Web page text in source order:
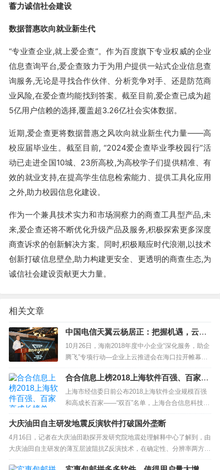
蓄力诚信社会建设
数据普惠吹向就业新生代
“专业查企业,就上爱企查”。作为百度旗下专业权威的企业
信息查询平台,爱企查致力于为用户提供一站式企业信息查
询服务,无论是寻找合作伙伴、分析竞争对手、还是防范商
业风险,在爱企查均能找到答案。截至目前,爱企查已成为超
5亿用户信赖的选择,覆盖超3.26亿社会实体数据。
近期,爱企查更将数据普惠之风吹向就业新生代力量——高
校应届毕业生。截至目前, “2024爱企查毕业季校园行”活
动已走进全国10城、23所高校,为高校学子们提供精准、有
效的就业支持,在提高学生信息检索能力、提供工具化应用
之外,助力校园信息化建设。
作为一个兼具技术实力和市场洞察力的商查工具型产品,未
来,爱企查还将不断优化升级产品及服务,积极探索更多深度
商查诉求的创新解决方案。同时,积极顺应时代浪潮,以技术
创新打破信息壁垒,助力构建更安全、更透明的商查生态,为
诚信社会建设贡献更大力量。
相关文章
中国电信天翼云杨居正：把握机遇，云计
算助力中小企业转型
10月26日，海南2018年度中小企业“深化服务，助企
腾飞”专项行动—企业上云推进会在海口拉开帷幕。
在本次推进会中，中国电信云计算分公司市场部总
经理杨居正发表...
合合信息上榜2018上海软件百强、百家高
成长榜单
上海市经信委日前公布2018上海软件企业规模百强
和高成长百家——“双百”名单，上海合合信息科技发
展有限公司（以下简称“合合信息&rdq...
大庆油田自主研发地震反演软件打破国外垄断
4月16日，记者在大庆油田勘探开发研究院地震处理解释中心了解到，由
大庆油田自主研发的薄互层波阻抗Z反演技术，在确定性、分辨率两方面
均大大优于国内外当前现有技术。 这一技术的推出，打破了欧...